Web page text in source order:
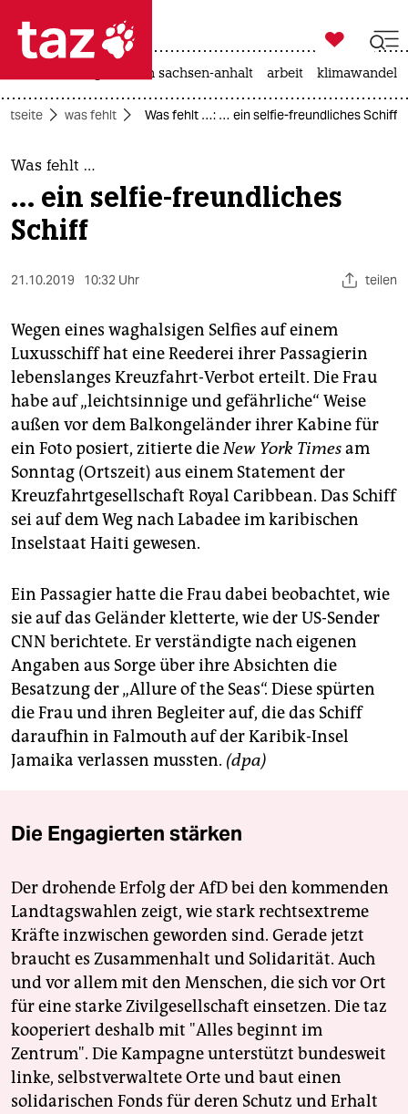
 taz zahl ich
taz zahl ich
themen
politik
öko
gesellschaft
kultur
sport
berlin
nord
wahrheit
verlag
veranstaltungen
shop
fragen & hilfe
unterstützen
abo
epaper login

taz zahl ich
landtagswahl in sachsen-anhalt arbeit klimawandel
was fehlt Was fehlt …: … ein selfie-freundliches Schiff
Was fehlt …
… ein selfie-freundliches
Schiff
21.10.2019 10:32 Uhr teilen
Wegen eines waghalsigen Selfies auf einem
Luxusschiff hat eine Reederei ihrer Passagierin
lebenslanges Kreuzfahrt-Verbot erteilt. Die Frau
habe auf „leichtsinnige und gefährliche“ Weise
außen vor dem Balkongeländer ihrer Kabine für
ein Foto posiert, zitierte dieNew York Timesam
Sonntag (Ortszeit) aus einem Statement der
Kreuzfahrtgesellschaft Royal Caribbean. Das Schiff
sei auf dem Weg nach Labadee im karibischen
Inselstaat Haiti gewesen.
Ein Passagier hatte die Frau dabei beobachtet, wie
sie auf das Geländer kletterte, wie der US-Sender
CNN berichtete. Er verständigte nach eigenen
Angaben aus Sorge über ihre Absichten die
Besatzung der „Allure of the Seas“. Diese spürten
die Frau und ihren Begleiter auf, die das Schiff
daraufhin in Falmouth auf der Karibik-Insel
Jamaika verlassen mussten. (dpa)
Die Engagierten stärken
Der drohende Erfolg der AfD bei den kommenden
Landtagswahlen zeigt, wie stark rechtsextreme
Kräfte inzwischen geworden sind. Gerade jetzt
braucht es Zusammenhalt und Solidarität. Auch
und vor allem mit den Menschen, die sich vor Ort
für eine starke Zivilgesellschaft einsetzen. Die taz
kooperiert deshalb mit "Alles beginnt im
Zentrum". Die Kampagne unterstützt bundesweit
linke, selbstverwaltete Orte und baut einen
solidarischen Fonds für deren Schutz und Erhalt